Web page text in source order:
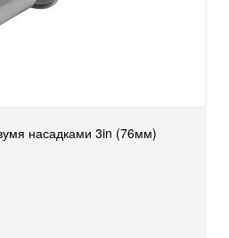
насадками 3in (76мм)